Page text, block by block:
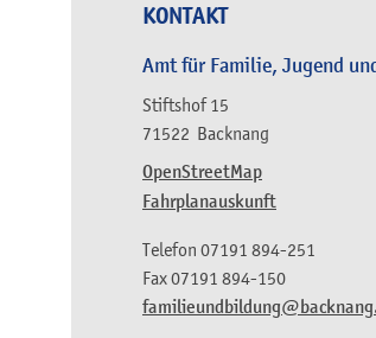
KONTAKT
Amt für Familie, Jugend
Stiftshof 15
71522 Backnang
OpenStreetMap
Fahrplanauskunft
Telefon 07191 894-251
Fax07191 894-150